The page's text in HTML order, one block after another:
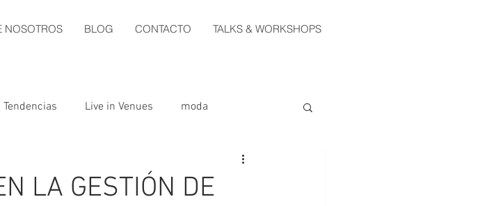
NOSOTROS BLOG CONTACTO TALKS & WORKSHOPS
Tendencias Live in Venues moda
LA GESTIÓN DE